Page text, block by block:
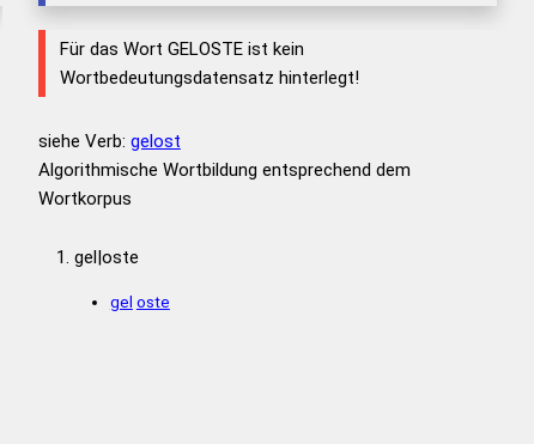
Für das Wort GELOSTE ist kein
Wortbedeutungsdatensatz hinterlegt!
siehe Verb: gelost
Algorithmische Wortbildung entsprechend dem
Wortkorpus
gel|oste
gel oste